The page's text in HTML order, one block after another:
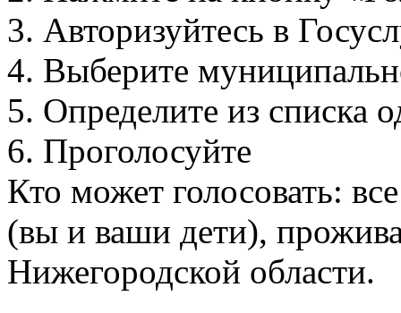
3. Авторизуйтесь в
4. Выберите
5. Определите из списка
6. Проголосуйте
Кто может голосовать:
(вы и ваши дети),
Нижегородской области.